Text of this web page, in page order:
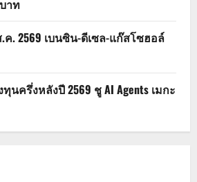
าท
. 2569 เบนซิน-ดีเซล-แก๊สโซฮอล์
นครึ่งหลังปี 2569 ชู AI Agents เมกะ